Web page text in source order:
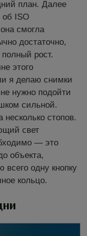
план. Далее
об ISO
смогла
достаточно,
рост.
этого
я делаю снимки
нужно подойти
сильной.
стопов.
свет
— это
объекта,
одну кнопку
кольцо.